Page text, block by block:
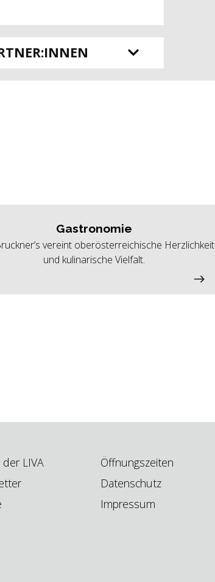
Gastronomie
vereint oberösterreichische Herzlichkeit
und kulinarische Vielfalt.
der LIVA
Öffnungszeiten
Datenschutz
Impressum